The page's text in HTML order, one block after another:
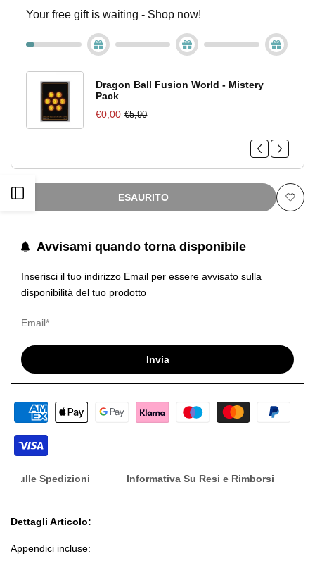
barra
Your free gift is waiting - Shop now!
Dragon Ball Fusion World - Mistery
Pack
€0,00 €5,90
ESAURITO
Avvisami quando torna disponibile
Inserisci il tuo indirizzo Email per essere avvisato sulla
disponibilità del tuo prodotto
Invia
Sulle Spedizioni Informativa Su Resi e Rimborsi
Dettagli Articolo:
Appendici incluse: